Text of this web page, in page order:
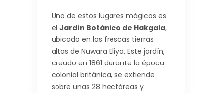
Uno de estos lugares mágicos es
el Jardín Botánico de Hakgala,
ubicado en las frescas tierras
altas de Nuwara Eliya. Este jardín,
creado en 1861 durante la época
colonial británica, se extiende
sobre unas 28 hectáreas y